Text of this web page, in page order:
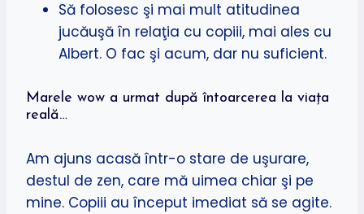
Să folosesc şi mai mult atitudinea
jucăuşă în relaţia cu copiii, mai ales cu
Albert. O fac şi acum, dar nu suficient.
Marele wow a urmat după întoarcerea la viaţa
reală…
Am ajuns acasă într-o stare de uşurare,
destul de zen, care mă uimea chiar şi pe
mine. Copiii au început imediat să se agite.